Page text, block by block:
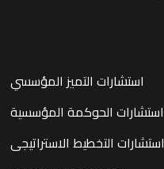
استشارات التميز المؤسسي
استشارات الحوكمة المؤسسية
استشارات التخطيط الاستراتيجى